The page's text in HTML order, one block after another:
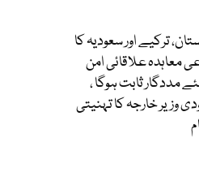
ترکیے اور سعودیہ کا
معاہدہ علاقائی امن
مددگار ثابت ہوگا ،
وزیر خارجہ کا تہنیتی